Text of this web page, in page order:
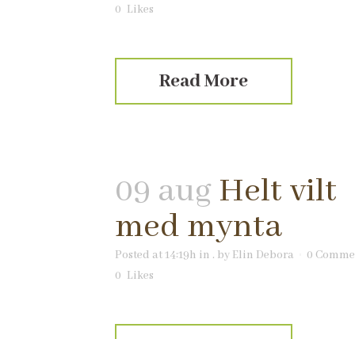
0 Likes
Read More
09 aug Helt vilt
med mynta
Posted at 14:19h in . by Elin Debora
0
0 Likes